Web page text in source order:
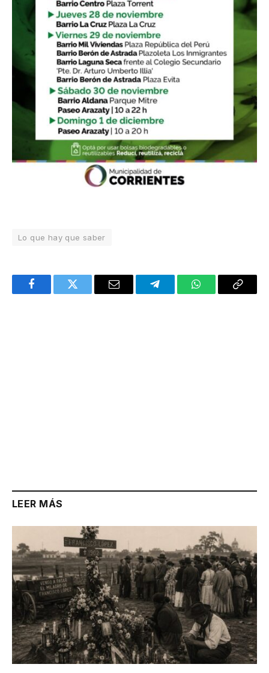
Lo que hay que saber
FacebookTwitter Email TelegramWhatsAppCopy
LEER MÁS